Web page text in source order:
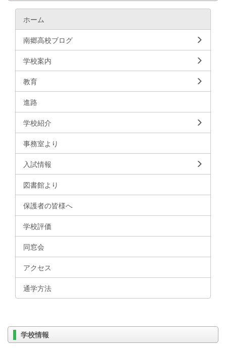
ホーム
南郷高校ブログ
学校案内
教育
進路
学校紹介
事務室より
入試情報
図書館より
保護者の皆様へ
学校評価
同窓会
アクセス
通学方法
学校情報